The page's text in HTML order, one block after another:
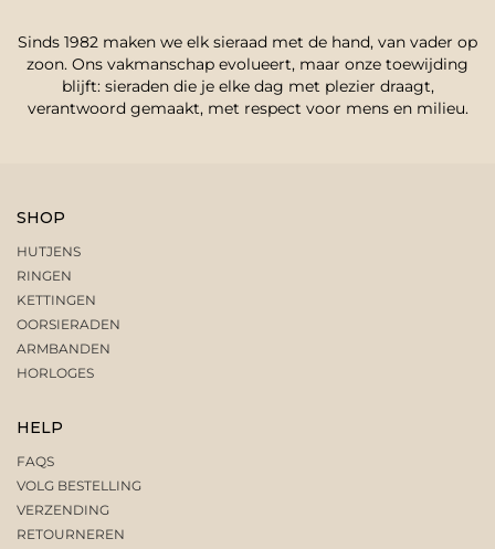
Sinds 1982 maken we elk sieraad met de hand, van vader op
zoon. Ons vakmanschap evolueert, maar onze toewijding
blijft: sieraden die je elke dag met plezier draagt,
verantwoord gemaakt, met respect voor mens en milieu.
SHOP
HUTJENS
RINGEN
KETTINGEN
OORSIERADEN
ARMBANDEN
HORLOGES
HELP
FAQS
VOLG BESTELLING
VERZENDING
RETOURNEREN